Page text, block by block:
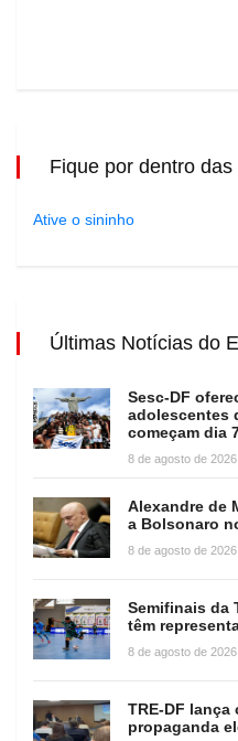
Fique por dentro
Ative o sininho
Últimas Notícias do
Sesc-DF
adolescentes
começam dia
8 de agosto de 2026
Alexandre de
a Bolsonaro
8 de agosto de 2026
Semifinais da
têm
8 de agosto de 2026
TRE-DF lança
propaganda